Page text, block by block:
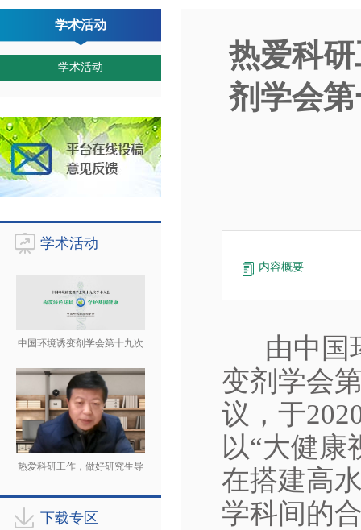
学术活动
学术活动
学术活动
中国环境诱变剂学会第十九次
热爱科研工作，做好研究生导
下载专区
热爱科
剂学会
内容概要
由中国
变剂学会
议，于
以“大健康
在搭建高
学科间的